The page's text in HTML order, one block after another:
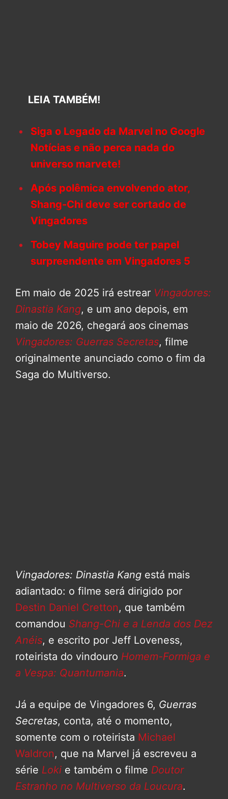
LEIA TAMBÉM!
Siga o Legado da Marvel no Google
Notícias e não perca nada do
universo marvete!
Após polêmica envolvendo ator,
Shang-Chi deve ser cortado de
Vingadores
Tobey Maguire pode ter papel
surpreendente em Vingadores 5
Em maio de 2025 irá estrear Vingadores:
Dinastia Kang, e um ano depois, em
maio de 2026, chegará aos cinemas
Vingadores: Guerras Secretas, filme
originalmente anunciado como o fim da
Saga do Multiverso.
Vingadores: Dinastia Kang está mais
adiantado: o filme será dirigido por
Destin Daniel Cretton, que também
comandou Shang-Chi e a Lenda dos Dez
Anéis, e escrito por Jeff Loveness,
roteirista do vindouro Homem-Formiga e
a Vespa: Quantumania.
Já a equipe de Vingadores 6, Guerras
Secretas, conta, até o momento,
somente com o roteirista Michael
Waldron, que na Marvel já escreveu a
série Loki e também o filme Doutor
Estranho no Multiverso da Loucura.